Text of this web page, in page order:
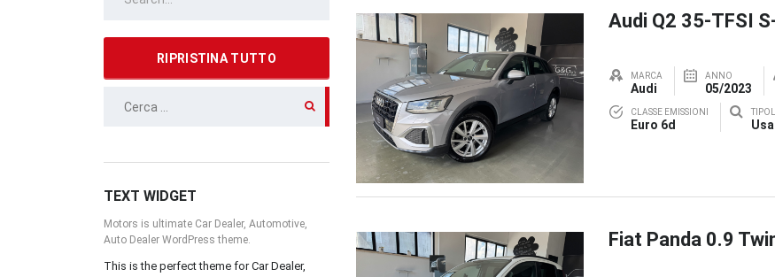
RIPRISTINA TUTTO
RICERCA
TEXT WIDGET
Motors is ultimate Car Dealer, Automotive,
Auto Dealer WordPress theme.
This is the perfect theme for Car Dealer,
Audi Q2 35-TFSI
MARCA
Audi
ANNO
05/2023
CLASSE EMISSIONI
Euro 6d
Fiat Panda 0.9